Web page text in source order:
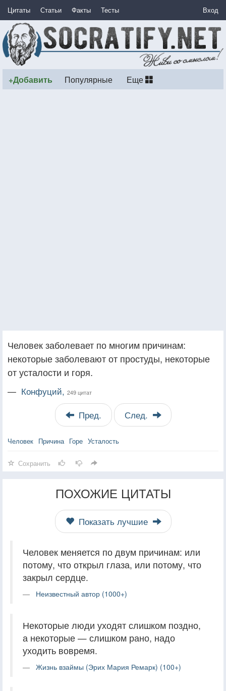
Цитаты Статьи Факты Тесты Вход
+Добавить Популярные Еще
Человек заболевает по многим причинам:
некоторые заболевают от простуды, некоторые
от усталости и горя.
— Конфуций, 249 цитат
Пред. След.
Человек Причина Горе Усталость
Сохранить
ПОХОЖИЕ ЦИТАТЫ
Показать лучшие
Человек меняется по двум причинам: или
потому, что открыл глаза, или потому, что
закрыл сердце.
Неизвестный автор (1000+)
Некоторые люди уходят слишком поздно,
а некоторые — слишком рано, надо
уходить вовремя.
Жизнь взаймы (Эрих Мария Ремарк) (100+)